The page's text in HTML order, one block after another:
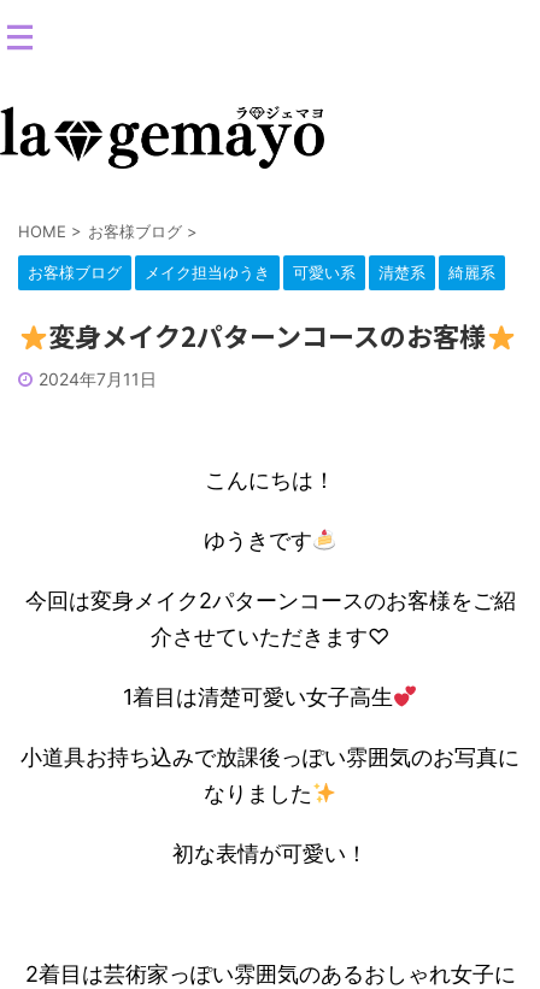
HOME > お客様ブログ >
お客様ブログ メイク担当ゆうき 可愛い系 清楚系 綺麗系
変身メイク2パターンコースのお客様
2024年7月11日
こんにちは！
ゆうきです
今回は変身メイク2パターンコースのお客様をご紹
介させていただきます♡
1着目は清楚可愛い女子高生
小道具お持ち込みで放課後っぽい雰囲気のお写真に
なりました
初な表情が可愛い！
2着目は芸術家っぽい雰囲気のあるおしゃれ女子に